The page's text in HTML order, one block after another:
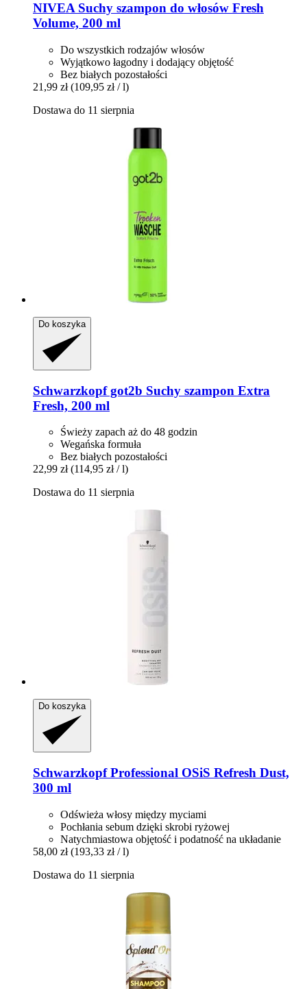
NIVEASuchy szampon do włosów Fresh
Volume, 200 ml
Do wszystkich rodzajów włosów
Wyjątkowo łagodny i dodający objętość
Bez białych pozostałości
21,99 zł (109,95 zł / l)
Dostawa do 11 sierpnia
Do koszyka
Schwarzkopfgot2b Suchy szampon Extra
Fresh, 200 ml
Świeży zapach aż do 48 godzin
Wegańska formuła
Bez białych pozostałości
22,99 zł (114,95 zł / l)
Dostawa do 11 sierpnia
Do koszyka
Schwarzkopf Professional OSiS Refresh Dust,
300 ml
Odświeża włosy między myciami
Pochłania sebum dzięki skrobi ryżowej
Natychmiastowa objętość i podatność na układanie
58,00 zł (193,33 zł / l)
Dostawa do 11 sierpnia